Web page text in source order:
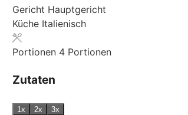
Gericht Hauptgericht
Küche Italienisch
Portionen 4 Portionen
Zutaten
1x 2x 3x